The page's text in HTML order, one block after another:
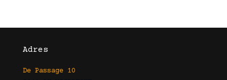
Adres
De Passage 10